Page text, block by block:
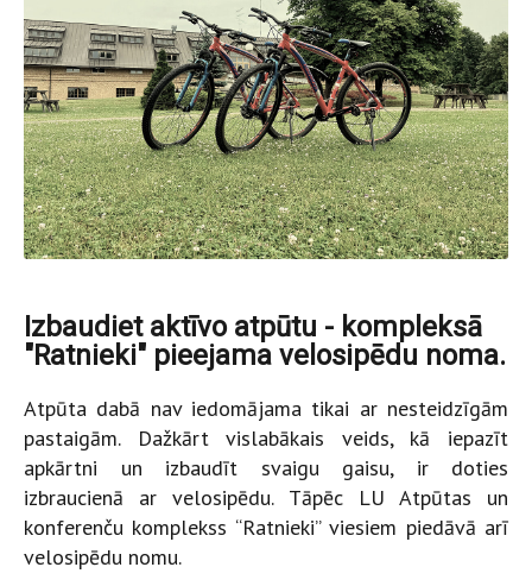
Izbaudiet aktīvo atpūtu - kompleksā
"Ratnieki" pieejama velosipēdu noma.
Atpūta dabā nav iedomājama tikai ar nesteidzīgām
pastaigām. Dažkārt vislabākais veids, kā iepazīt
apkārtni un izbaudīt svaigu gaisu, ir doties
izbraucienā ar velosipēdu. Tāpēc LU Atpūtas un
konferenču komplekss “Ratnieki” viesiem piedāvā arī
velosipēdu nomu.